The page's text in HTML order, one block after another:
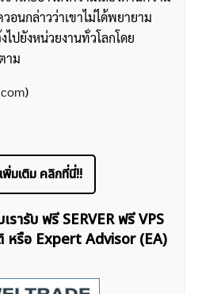
นกล่าวว่าเขาไม่ได้พยายาม
ปยังหน่วยงานทั่วโลกโดย
าม
)
พิ่มเติม คลิกที่นี่!!
ารับ ฟรี SERVER ฟรี VPS
หรือ Expert Advisor (EA)